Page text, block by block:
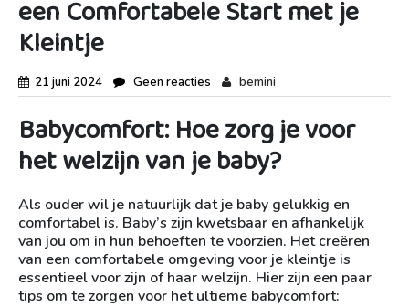
een Comfortabele Start met je
Kleintje
21 juni 2024 Geen reacties bemini
Babycomfort: Hoe zorg je voor
het welzijn van je baby?
Als ouder wil je natuurlijk dat je baby gelukkig en
comfortabel is. Baby’s zijn kwetsbaar en afhankelijk
van jou om in hun behoeften te voorzien. Het creëren
van een comfortabele omgeving voor je kleintje is
essentieel voor zijn of haar welzijn. Hier zijn een paar
tips om te zorgen voor het ultieme babycomfort: